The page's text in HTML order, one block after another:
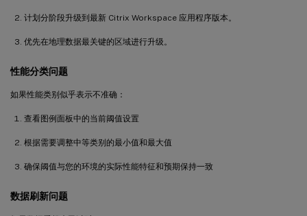
计划分阶段升级到最新 Citrix Workspace 应用程序版本。
优先在地理数据最关键的区域进行升级。
性能分类问题
如果性能类别似乎表示不准确：
查看图例面板中的当前阈值设置
根据需要调整中等类别的最小值和最大值
确保阈值与您的环境的实际性能特征和预期保持一致
数据刷新问题